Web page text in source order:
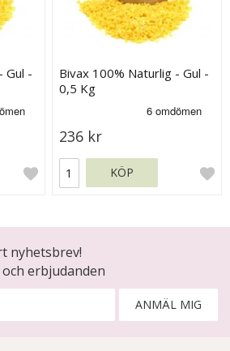
Gul -
Bivax 100% Naturlig - Gul -
0,5 Kg
236 kr
KÖP
nyhetsbrev!
erbjudanden
ANMÄL MIG